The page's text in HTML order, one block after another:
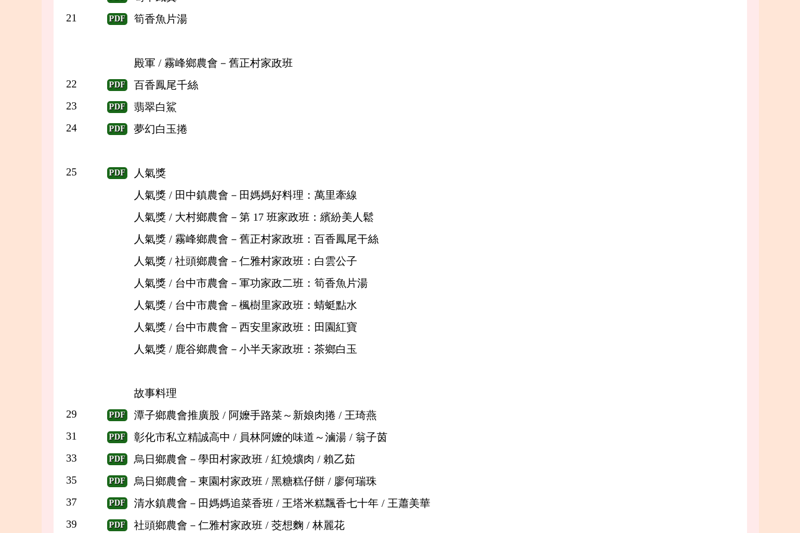
21
PDF 筍香魚片湯
殿軍 / 霧峰鄉農會－舊正村家政班
22
PDF
百香鳳尾千絲
23
PDF
翡翠白鯊
24
PDF 夢幻白玉捲
25 PDF
人氣獎
人氣獎 / 田中鎮農會－田媽媽好料理：萬里牽線
人氣獎 / 大村鄉農會－第 17 班家政班：繽紛美人鬆
人氣獎 / 霧峰鄉農會－舊正村家政班：百香鳳尾干絲
人氣獎 / 社頭鄉農會－仁雅村家政班：白雲公子
人氣獎 / 台中市農會－軍功家政二班：筍香魚片湯
人氣獎 / 台中市農會－楓樹里家政班：蜻蜓點水
人氣獎 / 台中市農會－西安里家政班：田園紅寶
人氣獎 / 鹿谷鄉農會－小半天家政班：茶鄉白玉
故事料理
29
PDF
潭子鄉農會推廣股 / 阿嬤手路菜～新娘肉捲 / 王琦燕
31
PDF
彰化市私立精誠高中 / 員林阿嬤的味道～滷湯 / 翁子茵
33
PDF
烏日鄉農會－學田村家政班 / 紅燒爌肉 / 賴乙茹
35
PDF
烏日鄉農會－東園村家政班 / 黑糖糕仔餅 / 廖何瑞珠
37
PDF
清水鎮農會－田媽媽追菜香班 / 王塔米糕飄香七十年 / 王蕭美華
39
PDF 社頭鄉農會－仁雅村家政班 / 茭想麴 / 林麗花